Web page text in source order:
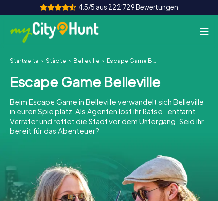
4.5/5 aus 222‘729 Bewertungen
So funktioniert's
Städte
Touren
Teamevent
INT AT CH
DE
ES
FR UK
IE
Startseite Städte Belleville Escape Game Belleville
Escape Game Belleville
Beim Escape Game in Belleville verwandelt sich Belleville
in euren Spielplatz. Als Agenten löst ihr Rätsel, enttarnt
Verräter und rettet die Stadt vor dem Untergang. Seid ihr
bereit für das Abenteuer?